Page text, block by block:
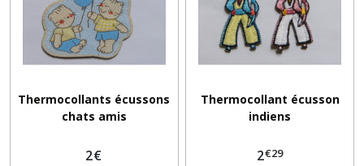
Thermocollants écussons
chats amis
2€
Thermocollant écusson
indiens
2€29